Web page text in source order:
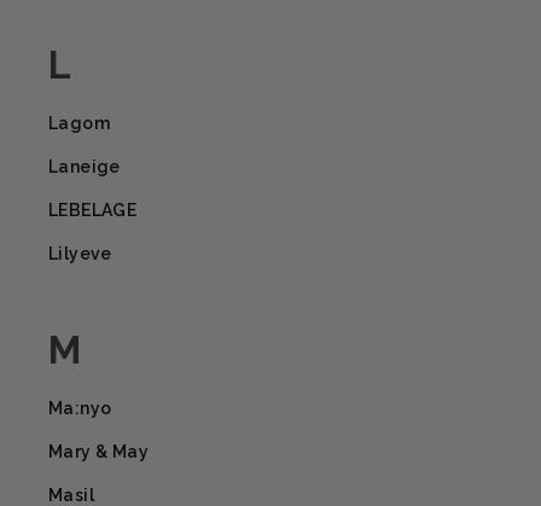
L
Lagom
Laneige
LEBELAGE
Lilyeve
M
Ma:nyo
Mary & May
Masil